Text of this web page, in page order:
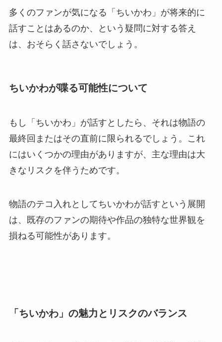
多くのファンが気になる「ちいかわ」が将来的に
話すことはあるのか、という疑問に対する答え
は、おそらく話さないでしょう。
ちいかわが喋る可能性について
もし「ちいかわ」が話すとしたら、それは物語の
最終回またはその直前に限られるでしょう。これ
にはいくつかの理由がありますが、主な理由は大
きなリスクを伴うためです。
物語のテコ入れとしてちいかわが話すという展開
は、既存のファンの期待や作品の独特な世界観を
損ねる可能性があります。
「ちいかわ」の魅力とリスクのバランス